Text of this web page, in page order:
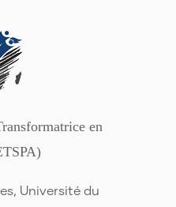
en
Université du